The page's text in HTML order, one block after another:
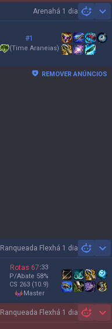
Arena há 1 dia
#1
(Time Araneias)
REMOVER ANÚNCIOS
Ranqueada Flexhá 1 dia
Rotas 67:33
P/Abate 58%
CS 263 (10.9)
master
Ranqueada Flexhá 1 dia